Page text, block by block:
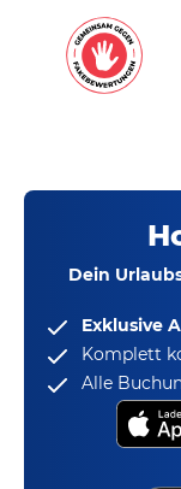
Dein
Exklusive
Komplett
Alle